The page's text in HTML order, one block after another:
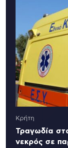
Κρήτη
Τραγωδία
νεκρός σε